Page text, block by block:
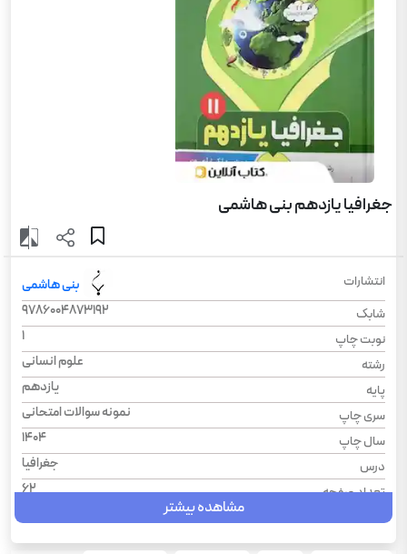
جغرافیا یازدهم بنی هاشمی
انتشارات
بنی هاشمی
شابک
9786004873192
نوبت چاپ
1
رشته
علوم انسانی
پایه
یازدهم
سری چاپ
نمونه سوالات امتحانی
سال چاپ
1404
درس
جغرافیا
تعداد صفحه
62
قطع
رحلی
مشاهده بیشتر